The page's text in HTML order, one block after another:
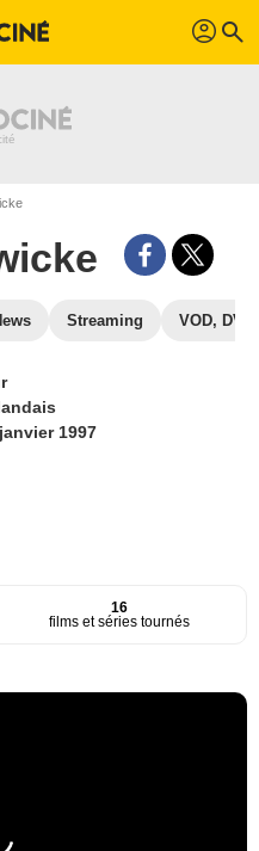
profil search
Streaming VOD, DVD
1997
16
films et séries tournés